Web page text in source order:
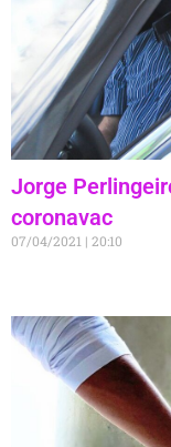
Jorge
coronavac
07/04/2021 20:10